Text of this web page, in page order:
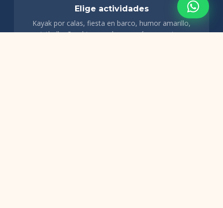
Elige actividades
Kayak por calas, fiesta en barco, humor amarillo,
paintball… Combinamos lo que más os apetezca.